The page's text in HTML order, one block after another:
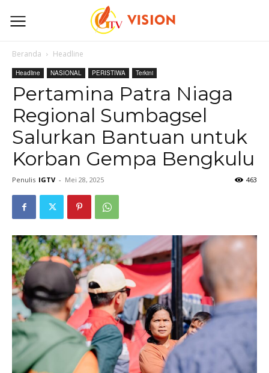
Beranda Headline
Headline NASIONAL PERISTIWA Terkini
Pertamina Patra Niaga
Regional Sumbagsel
Salurkan Bantuan untuk
Korban Gempa Bengkulu
Penulis IGTV - Mei 28, 2025 463